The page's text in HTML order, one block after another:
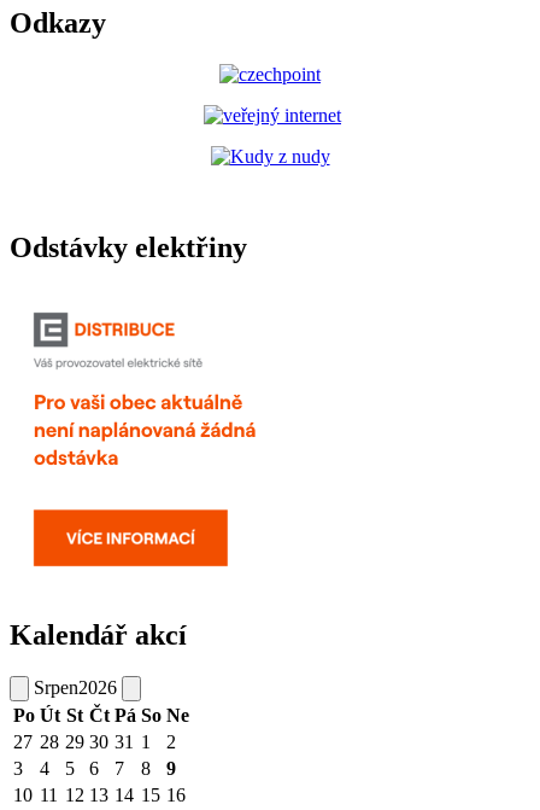
Odkazy
Odstávky elektřiny
Kalendář akcí
Srpen2026
Po Út St Čt Pá So Ne
27 28 29 30 31 1
2
3
4 5 6 7 8
9
10 11 12 13 14 15 16